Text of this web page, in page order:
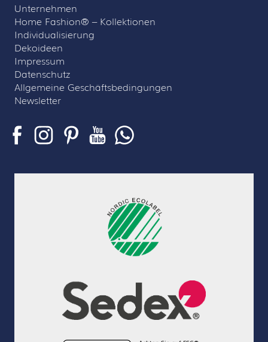
Unternehmen
Home Fashion® – Kollektionen
Individualisierung
Dekoideen
Impressum
Datenschutz
Allgemeine Geschäftsbedingungen
Newsletter